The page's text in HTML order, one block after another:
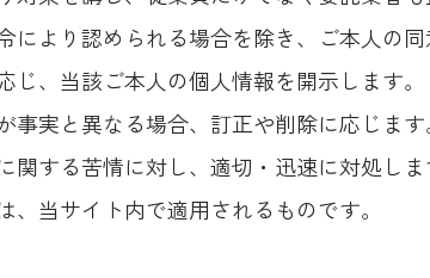
により認められる場合を除き、ご本人の
じ、当該ご本人の個人情報を開示します。
事実と異なる場合、訂正や削除に応じます
関する苦情に対し、適切・迅速に対処しま
、当サイト内で適用されるものです。